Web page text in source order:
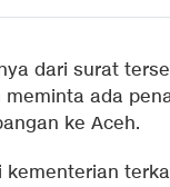
dari surat
meminta ada
ke Aceh.
kementerian